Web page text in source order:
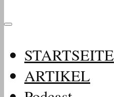
STARTSEITE
ARTIKEL